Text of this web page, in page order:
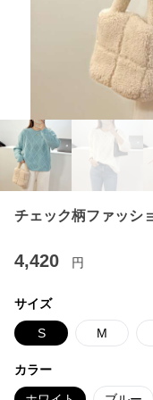
チェック柄ファッシ
4,420 円
サイズ
S M
カラー